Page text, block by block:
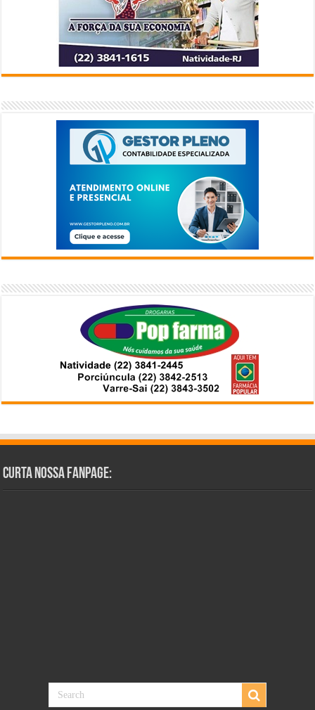
Curta Nossa Fanpage: